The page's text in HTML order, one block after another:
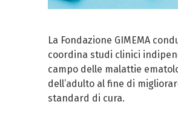
La Fondazione GIMEMA
coordina studi clinici
campo delle malattie
dell’adulto al fine di
standard di cura.